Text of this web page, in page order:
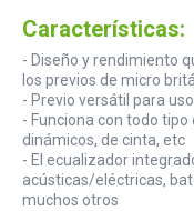
Características:
- Diseño y rendimiento
los previos de micro
- Previo versátil para
- Funciona con todo
dinámicos, de cinta, etc
- El ecualizador
acústicas/eléctricas,
muchos otros